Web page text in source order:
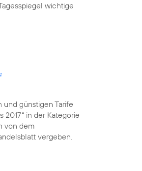
wichtige
und günstigen Tarife
2017“ in der Kategorie
von dem
vergeben.